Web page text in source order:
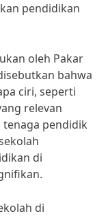
pendidikan
oleh Pakar
bahwa
ciri, seperti
relevan
pendidik
di
di